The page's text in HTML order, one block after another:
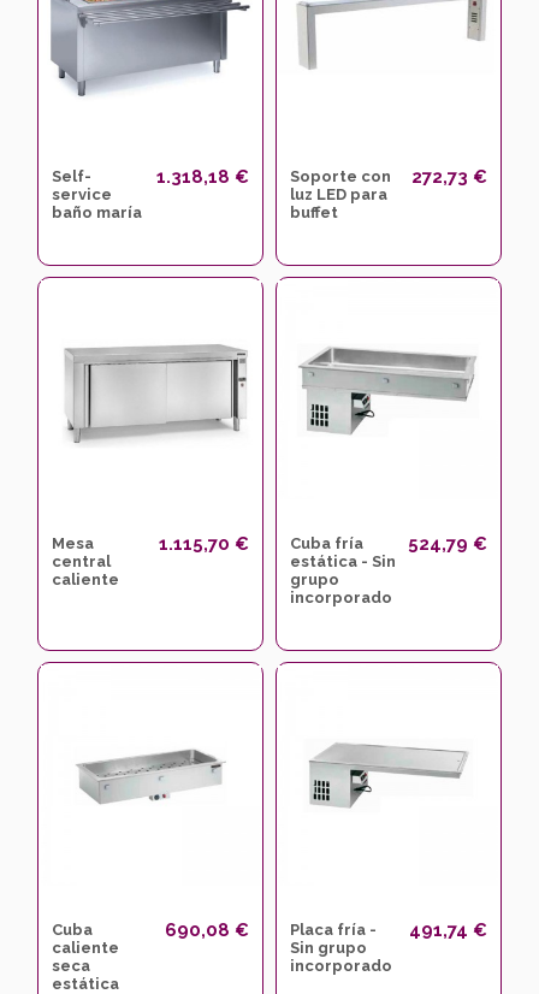
Self-
service
baño maría
1.318,18 €
Soporte con
luz LED para
buffet
272,73 €
Mesa
central
caliente
1.115,70 €
Cuba fría
estática - Sin
grupo
incorporado
524,79 €
Cuba
caliente
seca
estática
690,08 €
Placa fría -
Sin grupo
incorporado
491,74 €